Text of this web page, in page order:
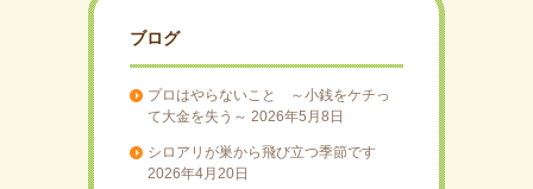
ブログ
プロはやらないこと ～小銭をケチっ
て大金を失う～ 2026年5月8日
シロアリが巣から飛び立つ季節です
2026年4月20日